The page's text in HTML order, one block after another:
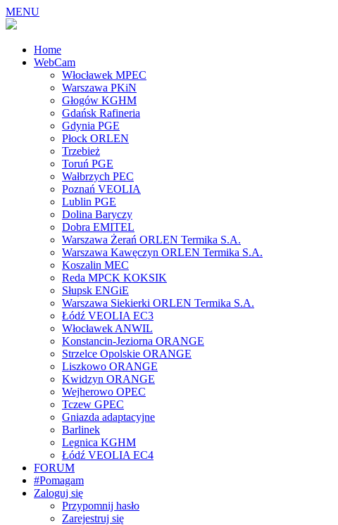
MENU
Home
WebCam
Włocławek MPEC
Warszawa PKiN
Głogów KGHM
Gdańsk Rafineria
Gdynia PGE
Płock ORLEN
Trzebież
Toruń PGE
Wałbrzych PEC
Poznań VEOLIA
Lublin PGE
Dolina Baryczy
Dobra EMITEL
Warszawa Żerań ORLEN Termika S.A.
Warszawa Kawęczyn ORLEN Termika S.A.
Koszalin MEC
Reda MPCK KOKSIK
Słupsk ENGiE
Warszawa Siekierki ORLEN Termika S.A.
Łódź VEOLIA EC3
Włocławek ANWIL
Konstancin-Jeziorna ORANGE
Strzelce Opolskie ORANGE
Liszkowo ORANGE
Kwidzyn ORANGE
Wejherowo OPEC
Tczew GPEC
Gniazda adaptacyjne
Barlinek
Legnica KGHM
Łódź VEOLIA EC4
FORUM
#Pomagam
Zaloguj się
Przypomnij hasło
Zarejestruj się